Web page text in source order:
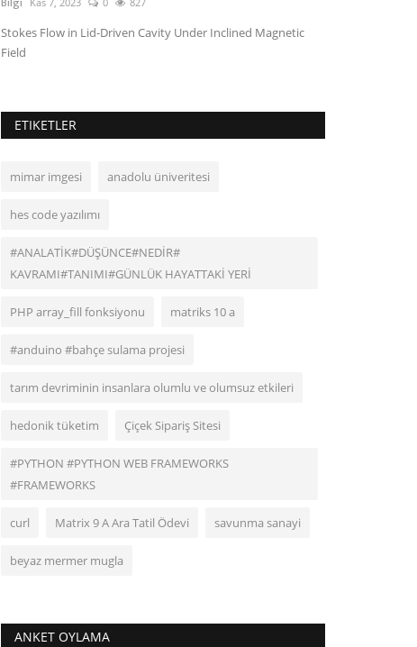
Stokes Flow in Lid-Driven Cavity Under Inclined Magnetic
Field
ETIKETLER
mimar imgesi anadolu üniveritesi
hes code yazılımı
#ANALATİK#DÜŞÜNCE#NEDİR#
KAVRAMI#TANIMI#GÜNLÜK HAYATTAKİ YERİ
PHP array_fill fonksiyonu matriks 10 a
#anduino #bahçe sulama projesi
tarım devriminin insanlara olumlu ve olumsuz etkileri
hedonik tüketim Çiçek Sipariş Sitesi
#PYTHON #PYTHON WEB FRAMEWORKS
#FRAMEWORKS
curl Matrix 9 A Ara Tatil Ödevi savunma sanayi
beyaz mermer mugla
ANKET OYLAMA